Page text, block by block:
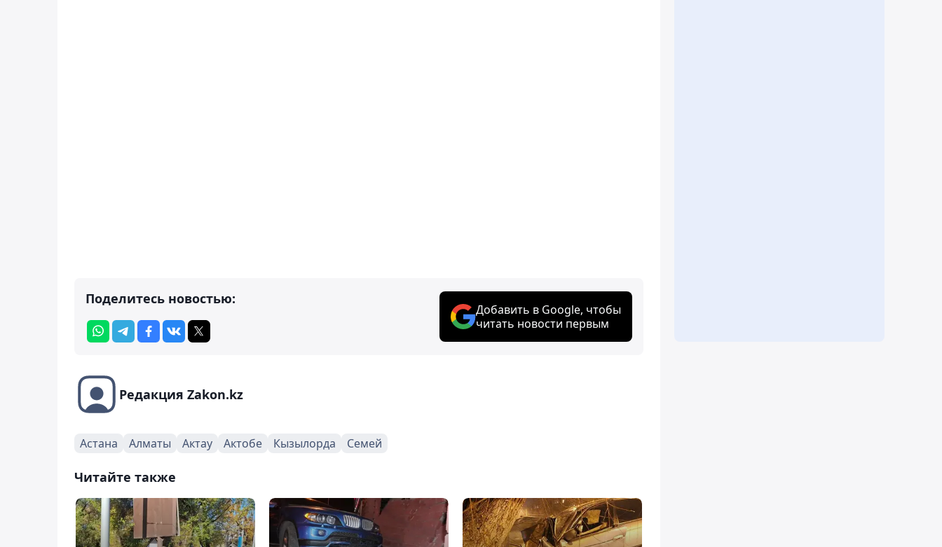
Поделитесь новостью:
Добавить в Google, чтобы
читать новости первым
Редакция Zakon.kz
Астана Алматы Актау Актобе Кызылорда Семей
Читайте также